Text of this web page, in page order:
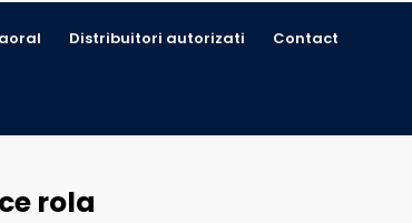
Distribuitori autorizati Contact
rola